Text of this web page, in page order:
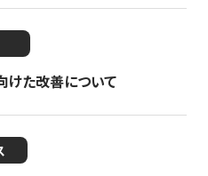
けた改善について